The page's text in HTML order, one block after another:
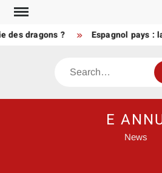
Skip
content
dragons ? Espagnol pays : la
Search
E
News